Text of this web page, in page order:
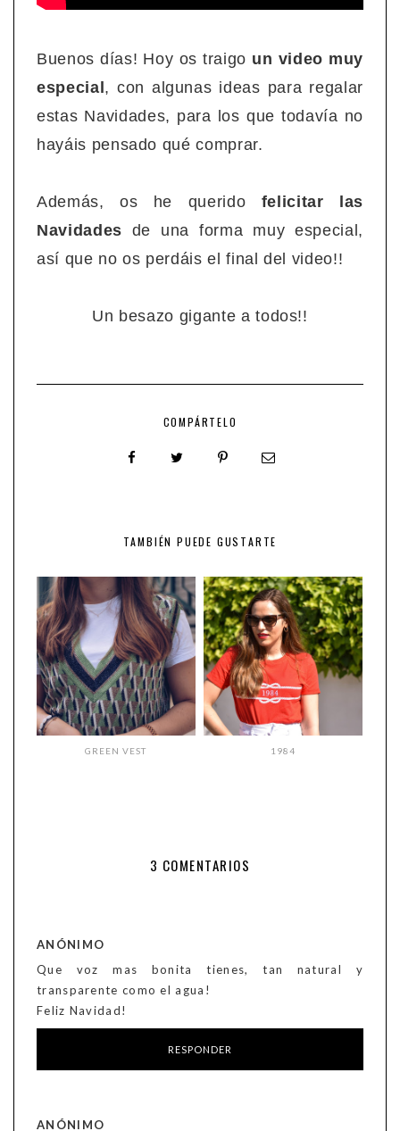
Buenos días! Hoy os traigo un video muy
especial , con algunas ideas para regalar
estas Navidades, para los que todavía no
hayáis pensado qué comprar.
Además, os he querido felicitar las
Navidades de una forma muy especial,
así que no os perdáis el final del video!!
Un besazo gigante a todos!!
COMPÁRTELO
TAMBIÉN PUEDE GUSTARTE
GREEN VEST 1984
3 COMENTARIOS
ANÓNIMO
Que voz mas bonita tienes, tan natural y
transparente como el agua!
Feliz Navidad!
RESPONDER
ANÓNIMO